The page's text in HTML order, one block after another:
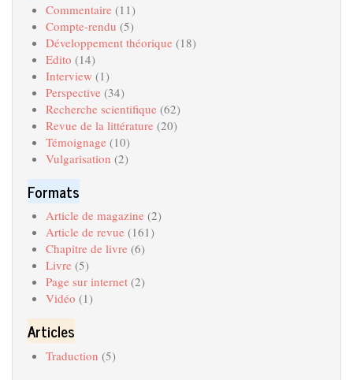
Commentaire (11)
Compte-rendu (5)
Développement théorique (18)
Edito (14)
Interview (1)
Perspective (34)
Recherche scientifique (62)
Revue de la littérature (20)
Témoignage (10)
Vulgarisation (2)
Formats
Article de magazine (2)
Article de revue (161)
Chapitre de livre (6)
Livre (5)
Page sur internet(2)
Vidéo (1)
Articles
Traduction (5)